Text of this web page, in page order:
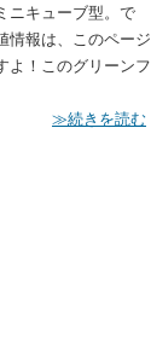
ニキューブ型。で
情報は、このページ
よ！このグリーンフ
≫続きを読む